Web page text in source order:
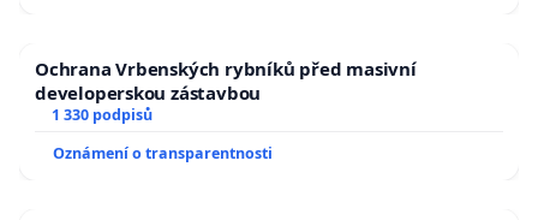
Ochrana Vrbenských rybníků před masivní
developerskou zástavbou
1 330 podpisů
Oznámení o transparentnosti